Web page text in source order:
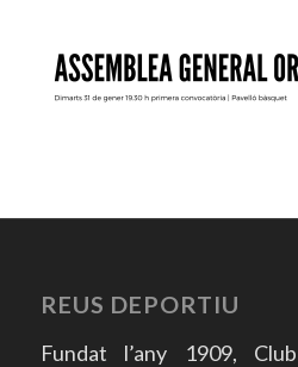
REUS DEPORTIU
Fundat l’any 1909,